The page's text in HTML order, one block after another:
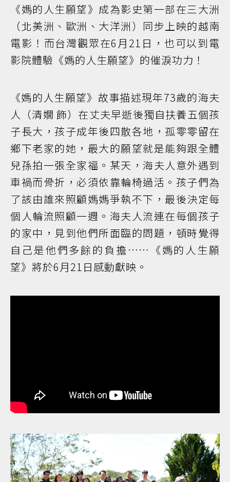
《媽的人生願望》成為影史第一部在三大洲
（北美洲、歐洲、大洋洲）同步上映的越南
電影！而台灣觀眾在6月21日，也可以到電
影院體驗《媽的人生願望》的催淚功力！
《媽的人生願望》故事描述現年73歲的海夫
人（清嫺 飾）在丈夫早逝後獨自扶養五個孩
子長大，孩子成年後四散各地，孤零零留在
鄉下老家的她，最大的願望就是能夠跟全體
兒孫拍一張全家福。某天，海夫人意外遇到
車禍而骨折，必須依靠輪椅過活。孩子們為
了該由誰來照顧媽媽爭執不下，最後決定每
個人輪流照顧一週。海夫人流連在每個孩子
的家中，見到他們所面臨的問題，頓時覺得
自己是他們多餘的負擔……《媽的人生願
望》將於6月21日感動獻映。